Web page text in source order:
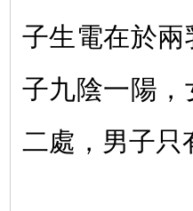
子生電在於
子九陰一陽
二處，男子只